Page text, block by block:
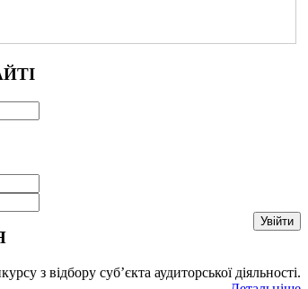
Увійти
з відбору суб’єкта аудиторської діяльності.